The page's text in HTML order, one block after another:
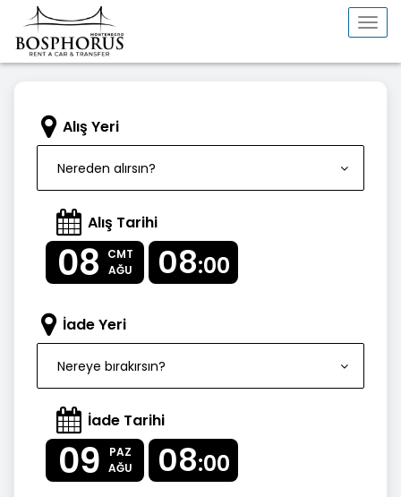
Alış Yeri
Nereden alırsın?
Alış Tarihi
08
CMT
AĞU
08:00
İade Yeri
Nereye bırakırsın?
İade Tarihi
09
PAZ
AĞU
08:00